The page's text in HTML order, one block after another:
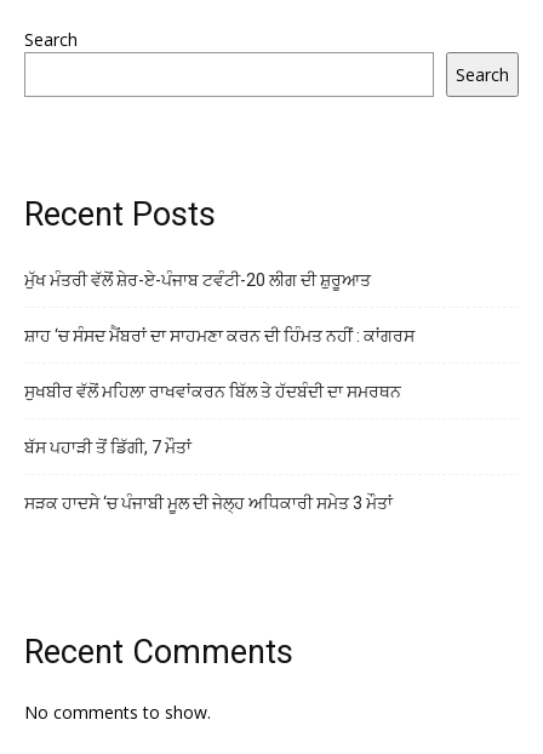
Search
Search
Recent Posts
ਮੁੱਖ ਮੰਤਰੀ ਵੱਲੋਂ ਸ਼ੇਰ-ਏ-ਪੰਜਾਬ ਟਵੰਟੀ-20 ਲੀਗ ਦੀ ਸ਼ੁਰੂਆਤ
ਸ਼ਾਹ ‘ਚ ਸੰਸਦ ਮੈਂਬਰਾਂ ਦਾ ਸਾਹਮਣਾ ਕਰਨ ਦੀ ਹਿੰਮਤ ਨਹੀਂ : ਕਾਂਗਰਸ
ਸੁਖਬੀਰ ਵੱਲੋਂ ਮਹਿਲਾ ਰਾਖਵਾਂਕਰਨ ਬਿੱਲ ਤੇ ਹੱਦਬੰਦੀ ਦਾ ਸਮਰਥਨ
ਬੱਸ ਪਹਾੜੀ ਤੋਂ ਡਿੱਗੀ, 7 ਮੌਤਾਂ
ਸੜਕ ਹਾਦਸੇ ‘ਚ ਪੰਜਾਬੀ ਮੂਲ ਦੀ ਜੇਲ੍ਹ ਅਧਿਕਾਰੀ ਸਮੇਤ 3 ਮੌਤਾਂ
Recent Comments
No comments to show.